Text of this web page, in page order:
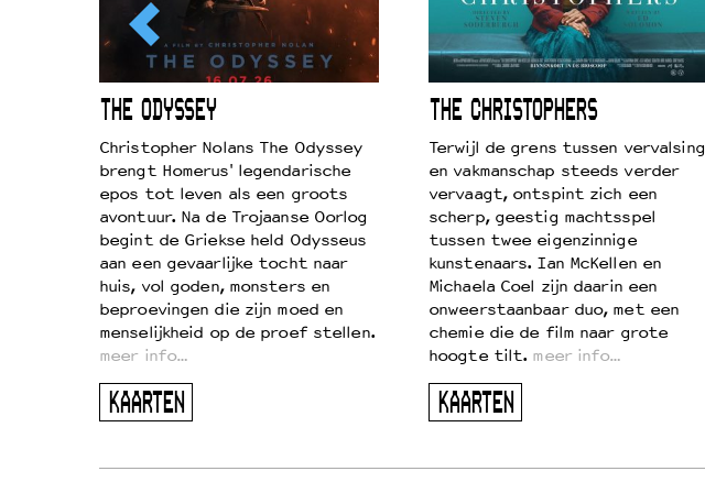
THE ODYSSEY
Christopher Nolans The Odyssey
brengt Homerus' legendarische
epos tot leven als een groots
avontuur. Na de Trojaanse Oorlog
begint de Griekse held Odysseus
aan een gevaarlijke tocht naar
huis, vol goden, monsters en
beproevingen die zijn moed en
menselijkheid op de proef stellen.
meer info…
KAARTEN
THE CHRISTOPHERS
Terwijl de grens tussen vervalsing
en vakmanschap steeds verder
vervaagt, ontspint zich een
scherp, geestig machtsspel
tussen twee eigenzinnige
kunstenaars. Ian McKellen en
Michaela Coel zijn daarin een
onweerstaanbaar duo, met een
chemie die de film naar grote
hoogte tilt. meer info…
KAARTEN